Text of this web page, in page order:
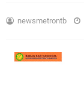
newsmetrontb